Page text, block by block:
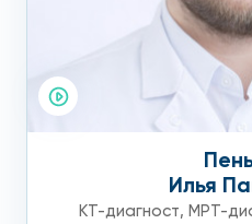
Илья
КТ-диагност, МРТ-